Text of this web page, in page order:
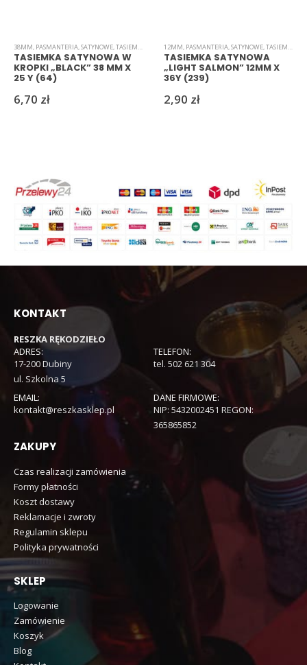
38MM, PASMANTERIA,SATYNOWE,TASIEMKI
TASIEMKA SATYNOWA W
KROPKI „BLACK” 38 MM X
25 Y (64)
6,70 zł
12MM, PASMANTERIA,SATYNOWE,TASIEMKI
TASIEMKA SATYNOWA
„LIGHT SALMON” 12MM X
36Y (239)
2,90 zł
KONTAKT
RESZKA RĘKODZIEŁO
ADRES:
17-200 Dubiny
ul. Szkolna 5
TELEFON:
tel. 502 621 304
EMAIL:
kontakt@reszkasklep.pl
DANE FIRMOWE:
NIP: 5432002451 REGON:
365865852
ZAKUPY
Czas realizacji zamówienia
Formy płatności
Koszt dostawy
Reklamacje i zwroty
Regulamin sklepu
Polityka prywatności
SKLEP
Logowanie
Zamówienie
Koszyk
Blog